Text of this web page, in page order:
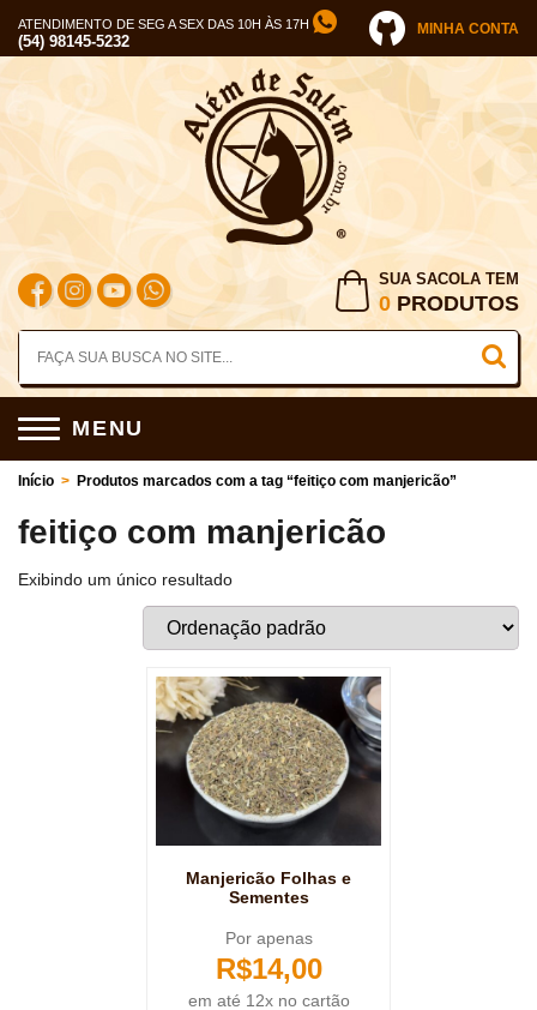
ATENDIMENTO DE SEG A SEX DAS 10H ÀS 17H
(54) 98145-5232
MINHA CONTA
SUA SACOLA TEM
0 PRODUTOS
MENU
Início > Produtos marcados com a tag “feitiço com manjericão”
feitiço com manjericão
Exibindo um único resultado
Manjericão Folhas e
Sementes
Por apenas
R$14,00
em até 12x no cartão